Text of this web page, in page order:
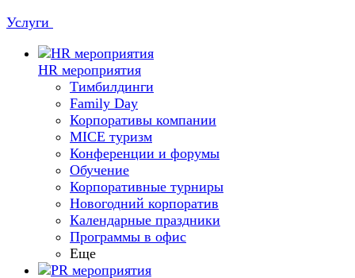
Услуги
HR мероприятия
Тимбилдинги
Family Day
Корпоративы компании
MICE туризм
Конференции и форумы
Обучение
Корпоративные турниры
Новогодний корпоратив
Календарные праздники
Программы в офис
Еще